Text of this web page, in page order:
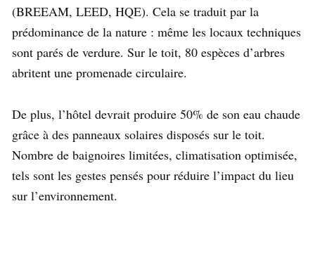
(BREEAM, LEED, HQE). Cela se traduit par la
prédominance de la nature : même les locaux techniques
sont parés de verdure. Sur le toit, 80 espèces d’arbres
abritent une promenade circulaire.
De plus, l’hôtel devrait produire 50% de son eau chaude
grâce à des panneaux solaires disposés sur le toit.
Nombre de baignoires limitées, climatisation optimisée,
tels sont les gestes pensés pour réduire l’impact du lieu
sur l’environnement.